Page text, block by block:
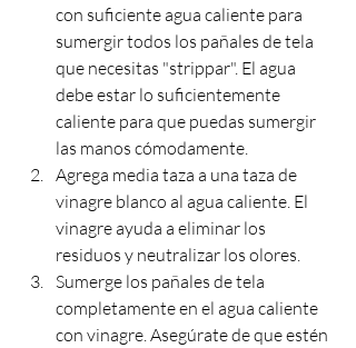
con suficiente agua caliente para
sumergir todos los pañales de tela
que necesitas "strippar". El agua
debe estar lo suficientemente
caliente para que puedas sumergir
las manos cómodamente.
Agrega media taza a una taza de
vinagre blanco al agua caliente. El
vinagre ayuda a eliminar los
residuos y neutralizar los olores.
Sumerge los pañales de tela
completamente en el agua caliente
con vinagre. Asegúrate de que estén